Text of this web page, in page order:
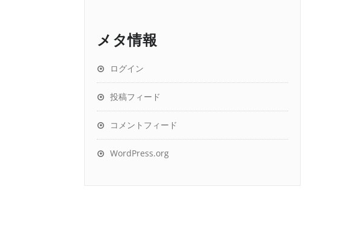
メタ情報
ログイン
投稿フィード
コメントフィード
WordPress.org